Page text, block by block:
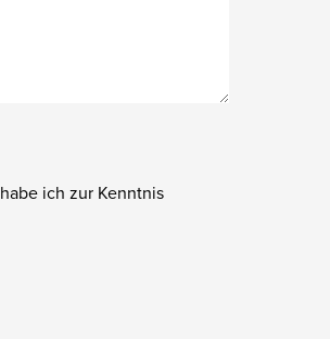
habe ich zur Kenntnis